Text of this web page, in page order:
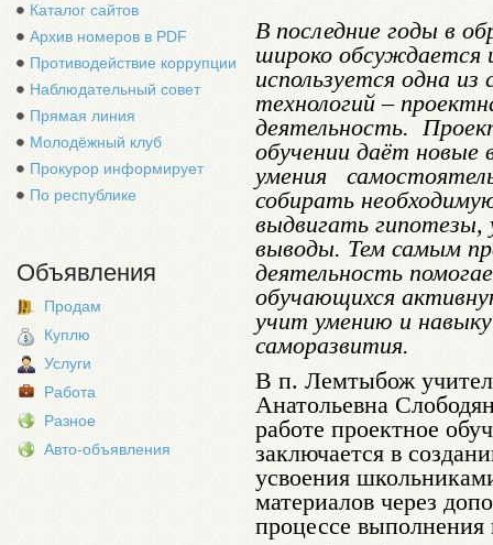
Каталог сайтов
Архив номеров в PDF
Противодействие коррупции
Наблюдательный совет
Прямая линия
Молодёжный клуб
Прокурор информирует
По республике
Объявления
Продам
Куплю
Услуги
Работа
Разное
Авто-объявления
В последние годы в
широко обсуждается
используется одна
технологий –
деятельность.
обучении даёт
умения
собирать
выдвигать
выводы. Тем самым
деятельность
обучающихся
учит умению и
саморазвития.
В п. Лемтыбож
Анатольевна
работе проектное
заключается в
усвоения
материалов через
процессе